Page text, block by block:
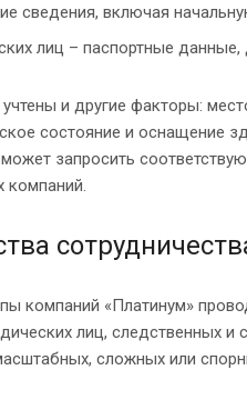
сведения, включая
лиц – паспортные
и другие факторы:
состояние и оснащение
запросить
компаний.
компаний «Платинум»
лиц, следственных и
сложных или